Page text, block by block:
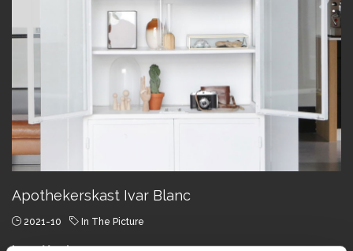
Apothekerskast Ivar Blanc
2021-10 In The Picture